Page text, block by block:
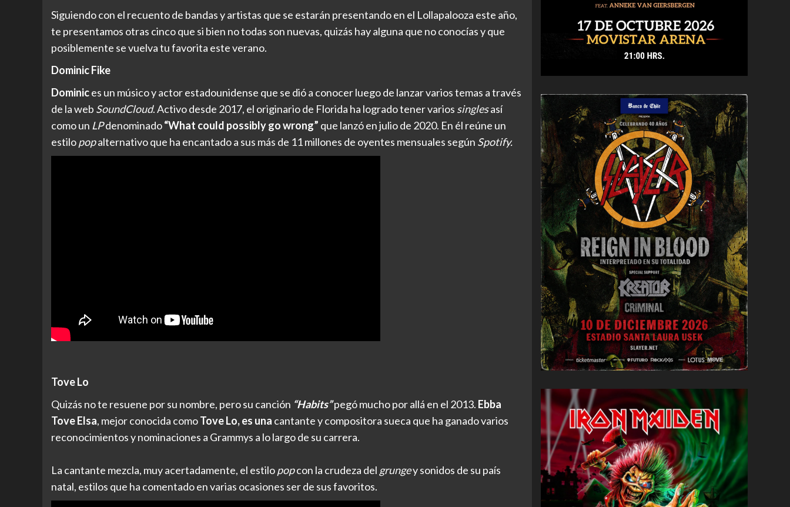
Siguiendo con el recuento de bandas y artistas que se estarán presentando en el Lollapalooza este año,
te presentamos otras cinco que si bien no todas son nuevas, quizás hay alguna que no conocías y que
posiblemente se vuelva tu favorita este verano.
Dominic Fike
Dominices un músico y actor estadounidense que se dió a conocer luego de lanzar varios temas a través
de la web SoundCloud. Activo desde 2017, el originario de Florida ha logrado tener varios singlesasí
como un LPdenominado“What could possibly go wrong” que lanzó en julio de 2020. En él reúne un
estilopopalternativo que ha encantado a sus más de 11 millones de oyentes mensuales según Spotify.
Tove Lo
Quizás no te resuene por su nombre, pero su canción “Habits”pegó mucho por allá en el 2013. Ebba
Tove Elsa, mejor conocida comoTove Lo, es una cantante y compositora sueca que ha ganado varios
reconocimientos y nominaciones a Grammys a lo largo de su carrera.
La cantante mezcla, muy acertadamente, el estilopopcon la crudeza del grungey sonidos de su país
natal, estilos que ha comentado en varias ocasiones ser de sus favoritos.